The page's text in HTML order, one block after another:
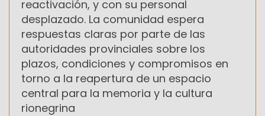
reactivación, y con su personal
desplazado. La comunidad espera
respuestas claras por parte de las
autoridades provinciales sobre los
plazos, condiciones y compromisos en
torno a la reapertura de un espacio
central para la memoria y la cultura
rionegrina